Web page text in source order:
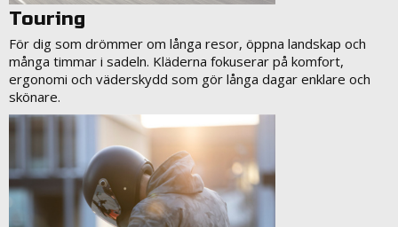
Touring
För dig som drömmer om långa resor, öppna landskap och
många timmar i sadeln. Kläderna fokuserar på komfort,
ergonomi och väderskydd som gör långa dagar enklare och
skönare.